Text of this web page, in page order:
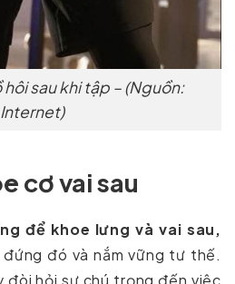
hôi sau khi tập – (Nguồn:
Internet)
cơ vai sau
để khoe lưng và vai sau,
đó và nắm vững tư thế.
đòi hỏi sự chú trọng đến việc